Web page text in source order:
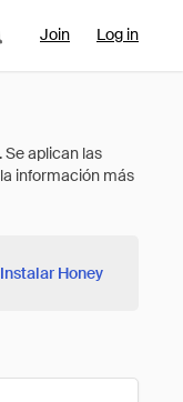
Join Log in
Instalar Honey